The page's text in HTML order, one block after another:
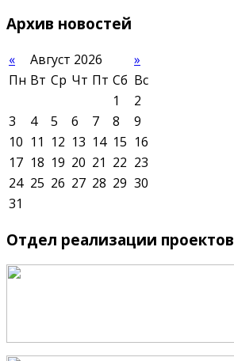
Архив новостей
« Август 2026
»
Пн Вт Ср Чт Пт Сб Вс
1
2
3
4 5 6 7 8
9
10 11 12 13 14 15 16
17 18 19 20 21 22 23
24 25 26 27 28 29 30
31
Отдел реализации проектов